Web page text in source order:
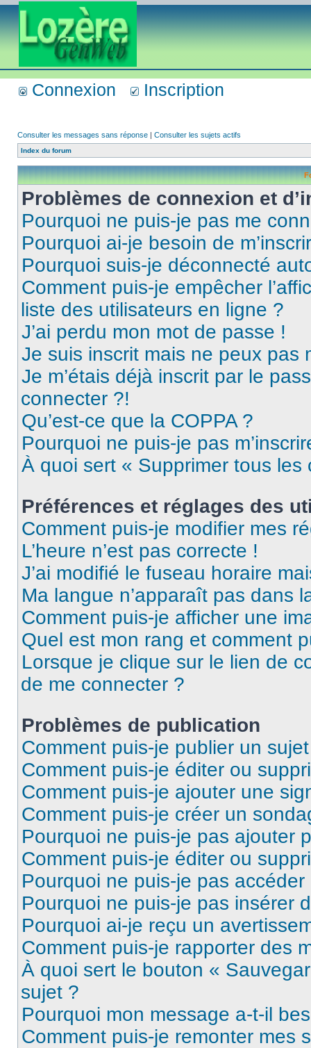
Connexion Inscription
Consulter les messages sans réponse | Consulter les sujets actifs
Index du forum
Problèmes de connexion et
Pourquoi ne puis-je pas me
Pourquoi ai-je besoin de
Pourquoi suis-je déconnecté
Comment puis-je empêcher
liste des utilisateurs en ligne ?
J’ai perdu mon mot de passe !
Je suis inscrit mais ne peux pas
Je m’étais déjà inscrit par le
connecter ?!
Qu’est-ce que la COPPA ?
Pourquoi ne puis-je pas
À quoi sert « Supprimer tous les
Préférences et réglages des
Comment puis-je modifier mes
L’heure n’est pas correcte !
J’ai modifié le fuseau horaire
Ma langue n’apparaît pas dans
Comment puis-je afficher une
Quel est mon rang et comment
Lorsque je clique sur le lien de
de me connecter ?
Problèmes de publication
Comment puis-je publier un
Comment puis-je éditer ou
Comment puis-je ajouter une
Comment puis-je créer un
Pourquoi ne puis-je pas ajouter
Comment puis-je éditer ou
Pourquoi ne puis-je pas
Pourquoi ne puis-je pas insérer
Pourquoi ai-je reçu un
Comment puis-je rapporter des
À quoi sert le bouton «
sujet ?
Pourquoi mon message a-t-il
Comment puis-je remonter mes